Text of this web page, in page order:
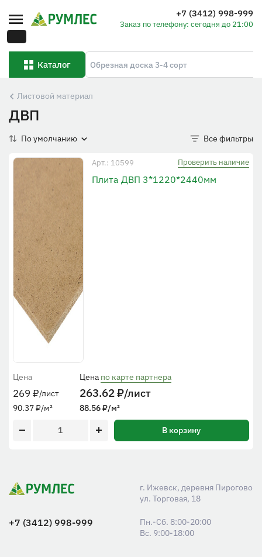
+7 (3412) 998-999
Заказ по телефону: сегодня до 21:00
Каталог
Листовой материал
ДВП
По умолчанию Все фильтры
Арт.: 10599 Проверить наличие
Плита ДВП 3*1220*2440мм
Цена
269 ₽/лист
90.37₽/м²
Цена по карте партнера
263.62₽/лист
88.56₽/м²
В корзину
г. Ижевск, деревня Пирогово
ул. Торговая, 18
+7 (3412) 998-999
Пн.-Сб. 8:00-20:00
Вс. 9:00-18:00